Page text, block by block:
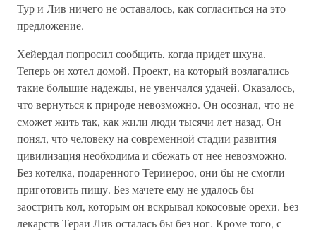
Тур и Лив ничего не оставалось, как согласиться на это
предложение.
Хейердал попросил сообщить, когда придет шхуна.
Теперь он хотел домой. Проект, на который возлагались
такие большие надежды, не увенчался удачей. Оказалось,
что вернуться к природе невозможно. Он осознал, что не
сможет жить так, как жили люди тысячи лет назад. Он
понял, что человеку на современной стадии развития
цивилизация необходима и сбежать от нее невозможно.
Без котелка, подаренного Терииероо, они бы не смогли
приготовить пищу. Без мачете ему не удалось бы
заострить кол, которым он вскрывал кокосовые орехи. Без
лекарств Тераи Лив осталась бы без ног. Кроме того, с